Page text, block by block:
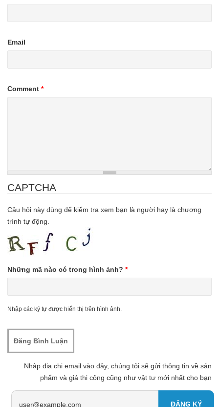
Email
Comment *
CAPTCHA
Câu hỏi này dùng để kiểm tra xem bạn là người hay là chương
trình tự động.
Những mã nào có trong hình ảnh? *
Nhập các ký tự được hiển thị trên hình ảnh.
Nhập địa chi email vào đây, chúng tôi sẽ gửi thông tin về sản
phẩm và giá thi công cũng như vật tư mới nhất cho bạn